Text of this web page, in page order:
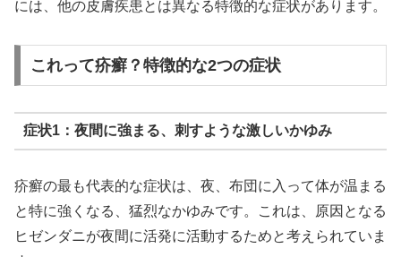
には、他の皮膚疾患とは異なる特徴的な症状があります。
これって疥癬？特徴的な2つの症状
症状1：夜間に強まる、刺すような激しいかゆみ
疥癬の最も代表的な症状は、夜、布団に入って体が温まる
と特に強くなる、猛烈なかゆみです。これは、原因となる
ヒゼンダニが夜間に活発に活動するためと考えられていま